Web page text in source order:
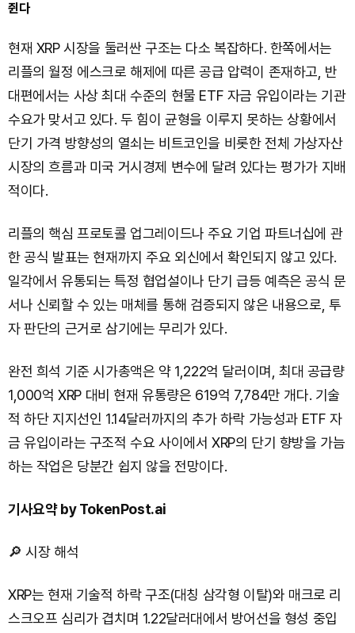
쥔다
현재 XRP 시장을 둘러싼 구조는 다소 복잡하다. 한쪽에서는
리플의 월정 에스크로 해제에 따른 공급 압력이 존재하고, 반
대편에서는 사상 최대 수준의 현물 ETF 자금 유입이라는 기관
수요가 맞서고 있다. 두 힘이 균형을 이루지 못하는 상황에서
단기 가격 방향성의 열쇠는 비트코인을 비롯한 전체 가상자산
시장의 흐름과 미국 거시경제 변수에 달려 있다는 평가가 지배
적이다.
리플의 핵심 프로토콜 업그레이드나 주요 기업 파트너십에 관
한 공식 발표는 현재까지 주요 외신에서 확인되지 않고 있다.
일각에서 유통되는 특정 협업설이나 단기 급등 예측은 공식 문
서나 신뢰할 수 있는 매체를 통해 검증되지 않은 내용으로, 투
자 판단의 근거로 삼기에는 무리가 있다.
완전 희석 기준 시가총액은 약 1,222억 달러이며, 최대 공급량
1,000억 XRP 대비 현재 유통량은 619억 7,784만 개다. 기술
적 하단 지지선인 1.14달러까지의 추가 하락 가능성과 ETF 자
금 유입이라는 구조적 수요 사이에서 XRP의 단기 향방을 가늠
하는 작업은 당분간 쉽지 않을 전망이다.
기사요약 by TokenPost.ai
🔎 시장 해석
XRP는 현재 기술적 하락 구조(대칭 삼각형 이탈)와 매크로 리
스크오프 심리가 겹치며 1.22달러대에서 방어선을 형성 중입